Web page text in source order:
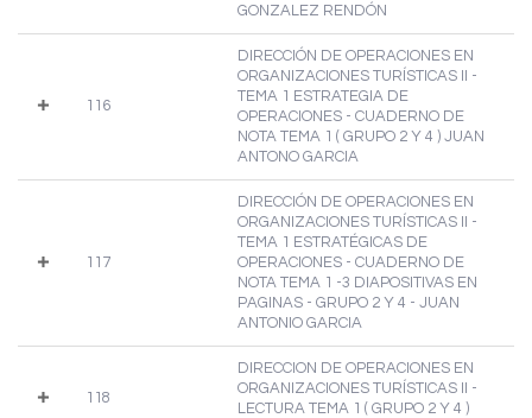
GONZALEZ RENDÓN
116
DIRECCIÓN DE OPERACIONES EN
ORGANIZACIONES TURÍSTICAS II -
TEMA 1 ESTRATEGIA DE
OPERACIONES - CUADERNO DE
NOTA TEMA 1 ( GRUPO 2 Y 4 ) JUAN
ANTONO GARCIA
117
DIRECCIÓN DE OPERACIONES EN
ORGANIZACIONES TURÍSTICAS II -
TEMA 1 ESTRATÉGICAS DE
OPERACIONES - CUADERNO DE
NOTA TEMA 1 -3 DIAPOSITIVAS EN
PAGINAS - GRUPO 2 Y 4 - JUAN
ANTONIO GARCIA
118
DIRECCION DE OPERACIONES EN
ORGANIZACIONES TURÍSTICAS II -
LECTURA TEMA 1 ( GRUPO 2 Y 4 )